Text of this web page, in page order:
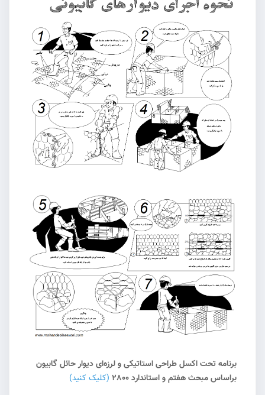
برنامه تحت اکسل طراحی استاتیکی و لرزه‌ای دیوار حائل گابیون
براساس مبحث هفتم و استاندارد 2800
(کلیک کنید)